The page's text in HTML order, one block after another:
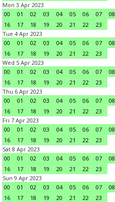
Mon 3 Apr 2023
00
01 02 03 04 05 06 07 08
16
17 18 19 20 21 22
23
Tue 4 Apr 2023
00
01 02 03 04 05 06 07 08
16
17 18 19 20 21 22
23
Wed 5 Apr 2023
00
01 02 03 04 05 06 07 08
16
17 18 19 20 21 22
23
Thu 6 Apr 2023
00
01 02 03 04 05 06 07 08
16
17 18 19 20 21 22
23
Fri 7 Apr 2023
00
01 02 03 04 05 06 07 08
16
17 18 19 20 21 22
23
Sat 8 Apr 2023
00
01 02 03 04 05 06 07 08
16
17 18 19 20 21 22
23
Sun 9 Apr 2023
00
01 02 03 04 05 06 07 08
16
17 18 19 20 21 22
23